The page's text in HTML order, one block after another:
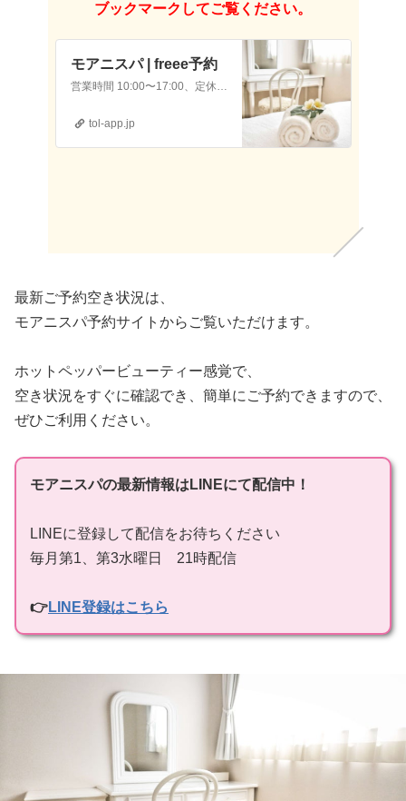
ブックマークしてご覧ください。
モアニスパ | freee予約
営業時間 10:00〜17:00、定休日 金・土・祝日 月1マルシェは毎月、第3土曜日開催 ※この日は施術の予約不可 | freee予約
tol-app.jp
最新ご予約空き状況は、
モアニスパ予約サイトからご覧いただけます。
ホットペッパービューティー感覚で、
空き状況をすぐに確認でき、簡単にご予約できますので、
ぜひご利用ください。
モアニスパの最新情報はLINEにて配信中！
LINEに登録して配信をお待ちください
毎月第1、第3水曜日 21時配信
👉LINE登録はこちら